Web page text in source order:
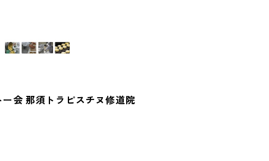
会 那須トラピスチヌ修道院